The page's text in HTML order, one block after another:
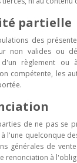
partielle
des
non valides ou
règlement ou
compétente, les
de ne pas se
l'une quelconque
générales de
renonciation à